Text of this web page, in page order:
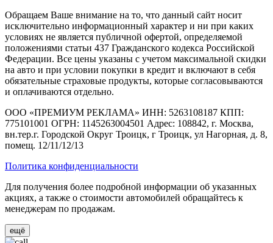
Обращаем Ваше внимание на то, что данный сайт носит
исключительно информационный характер и ни при каких
условиях не является публичной офертой, определяемой
положениями статьи 437 Гражданского кодекса Российской
Федерации. Все цены указаны с учетом максимальной скидки
на авто и при условии покупки в кредит и включают в себя
обязательные страховые продукты, которые согласовываются
и оплачиваются отдельно.
ООО «ПРЕМИУМ РЕКЛАМА» ИНН: 5263108187 КПП:
775101001 ОГРН: 1145263004501 Адрес: 108842, г. Москва,
вн.тер.г. Городской Округ Троицк, г Троицк, ул Нагорная, д. 8,
помещ. 12/11/12/13
Политика конфиденциальности
Для получения более подробной информации об указанных
акциях, а также о стоимости автомобилей обращайтесь к
менеджерам по продажам.
ещё